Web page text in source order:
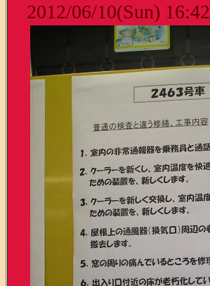
2012/06/10(Sun) 16:42